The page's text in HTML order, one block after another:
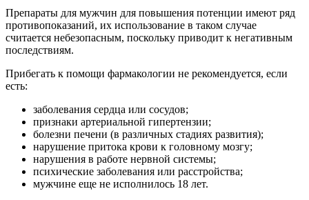
Препараты для мужчин для повышения потенции имеют ряд
противопоказаний, их использование в таком случае
считается небезопасным, поскольку приводит к негативным
последствиям.
Прибегать к помощи фармакологии не рекомендуется, если
есть:
заболевания сердца или сосудов;
признаки артериальной гипертензии;
болезни печени (в различных стадиях развития);
нарушение притока крови к головному мозгу;
нарушения в работе нервной системы;
психические заболевания или расстройства;
мужчине еще не исполнилось 18 лет.